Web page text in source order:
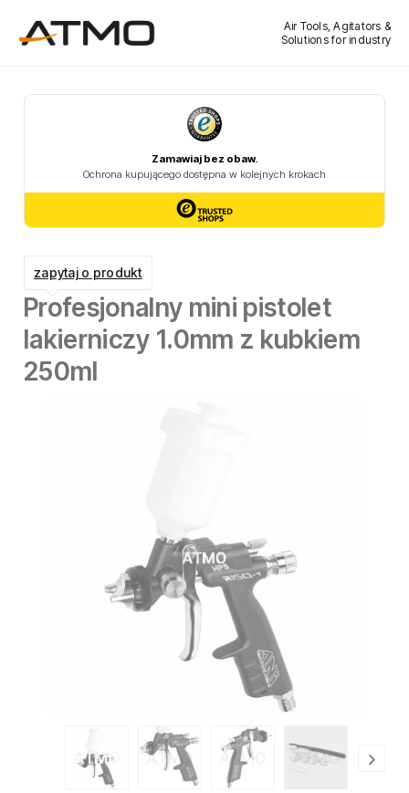
Air Tools, Agitators &
Solutions for industry
Profesjonalny mini pistolet
lakierniczy 1.0mm z kubkiem
250ml
zapytaj o produkt